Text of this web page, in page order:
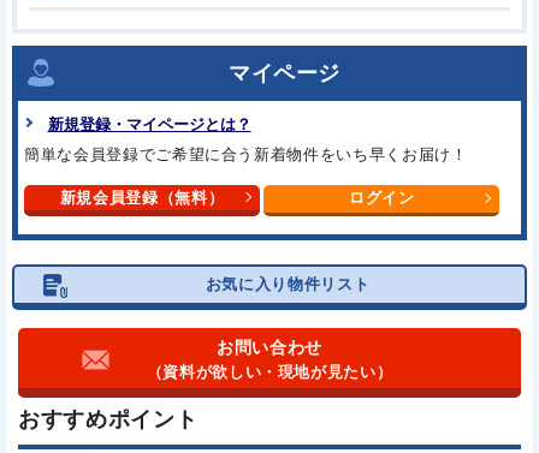
マイページ
新規登録・マイページとは？
簡単な会員登録でご希望に合う 新着物件をいち早くお届け！
新規会員登録（無料） ログイン
お気に入り物件リスト
お問い合わせ
（資料が欲しい・現地が見たい）
おすすめポイント